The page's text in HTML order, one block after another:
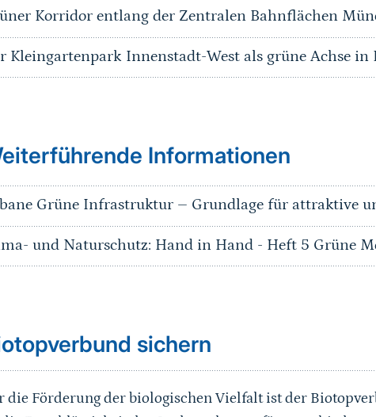
Korridor entlang der Zentralen Bahnflächen
Kleingartenpark Innenstadt-West als grüne Achse
Informationen
Grüne Infrastruktur – Grundlage für attraktive
und Naturschutz: Hand in Hand - Heft 5 Grüne
sichern
die Förderung der biologischen Vielfalt ist der